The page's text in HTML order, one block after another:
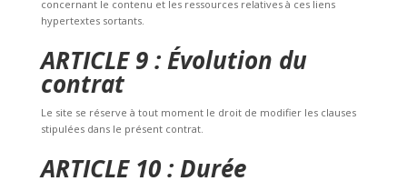
concernant le contenu et les ressources relatives à ces liens
hypertextes sortants.
ARTICLE 9 : Évolution du
contrat
Le site se réserve à tout moment le droit de modifier les clauses
stipulées dans le présent contrat.
ARTICLE 10 : Durée